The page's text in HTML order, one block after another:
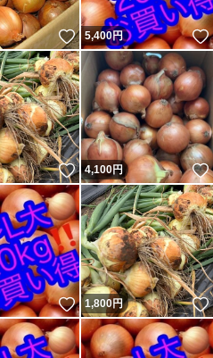
いいね！
5,400円
いいね！
4,100円
いいね！
1,800円